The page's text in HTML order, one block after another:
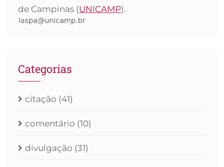
de Campinas (UNICAMP).
Categorias
citação (41)
comentário (10)
divulgação (31)